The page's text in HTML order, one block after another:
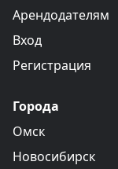
Арендодателям
Вход
Регистрация
Города
Омск
Новосибирск